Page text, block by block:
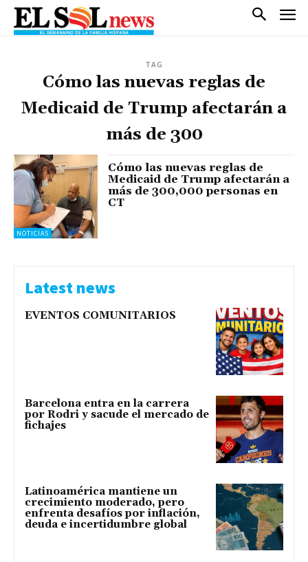
TAG
Cómo las nuevas reglas de
Medicaid de Trump afectarán a
más de 300
NOTICIAS
Cómo las nuevas reglas de
Medicaid de Trump afectarán a
más de 300,000 personas en
CT
Latest news
EVENTOS COMUNITARIOS
Barcelona entra en la carrera
por Rodri y sacude el mercado de
fichajes
Latinoamérica mantiene un
crecimiento moderado, pero
enfrenta desafíos por inflación,
deuda e incertidumbre global